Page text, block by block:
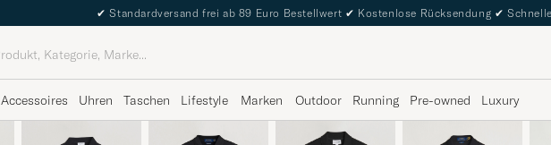
✔ Standardversand frei ab 89 Euro Bestellwert ✔ Kostenlose Rücksendung ✔
Accessoires Uhren Taschen Lifestyle Marken Outdoor Running Pre-owned Luxury